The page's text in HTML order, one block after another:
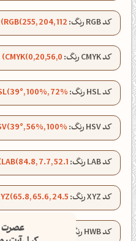
کد RGB رنگ: RGB(255, 204, 112)
کد CMYK رنگ: CMYK(0,20,56,0)
کد HSL رنگ: 100%, 72%)
کد HSV رنگ: 56%, 100%)
کد LAB رنگ: LAB(84.8, 7.7, 52.1)
کد XYZ رنگ: 65.6, 24.5)
کد HWB رنگ: 44%, 0%)
عصرت
کپل‌آرت